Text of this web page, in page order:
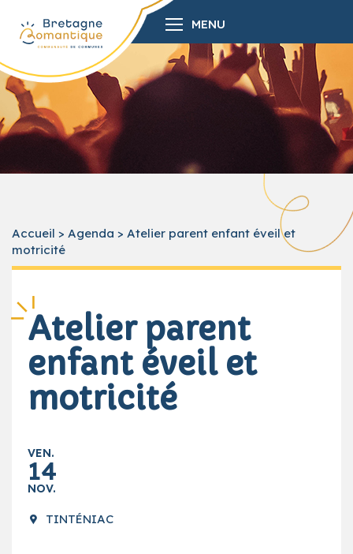
MENU
Accueil > Agenda > Atelier parent enfant éveil et
motricité
Atelier parent
enfant éveil et
motricité
VEN.
14
NOV.
TINTÉNIAC